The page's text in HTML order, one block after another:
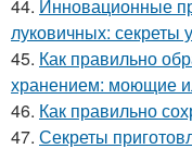
44. Инновационные
луковичных: секреты
45. Как правильно
хранением: моющие
46. Как правильно
47. Секреты